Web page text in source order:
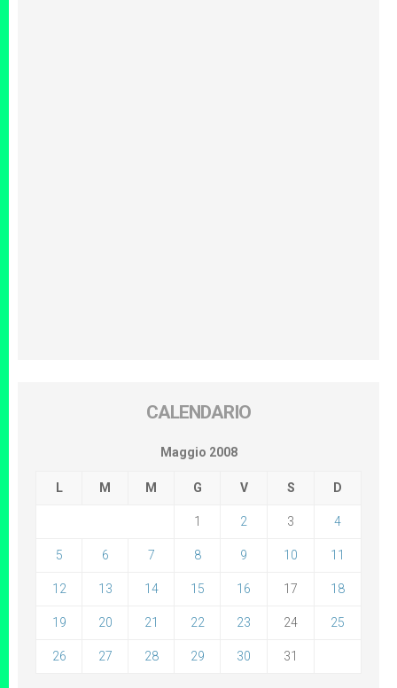
CALENDARIO
Maggio 2008
L M M G V S D
1 2 3 4
5 6 7 8 9 10 11
12 13 14 15 16 17 18
19 20 21 22 23 24 25
26 27 28 29 30 31